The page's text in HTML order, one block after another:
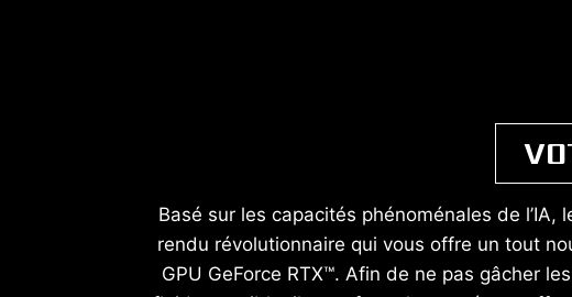
Basé sur les capacités phénoménales de
rendu révolutionnaire qui vous offre un tout
GPU GeForce RTX™. Afin de ne pas gâcher